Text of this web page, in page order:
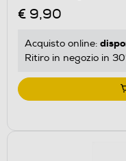
€ 9,90
Acquisto online:
Ritiro in negozio in